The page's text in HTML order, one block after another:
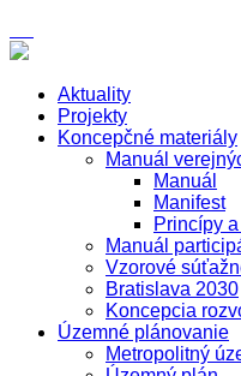
Aktuality
Projekty
Koncepčné materiály
Manuál
Manuál
Manifest
Princípy
Manuál
Vzorové
Bratislava 2030
Koncepcia
Územné plánovanie
Metropolitný